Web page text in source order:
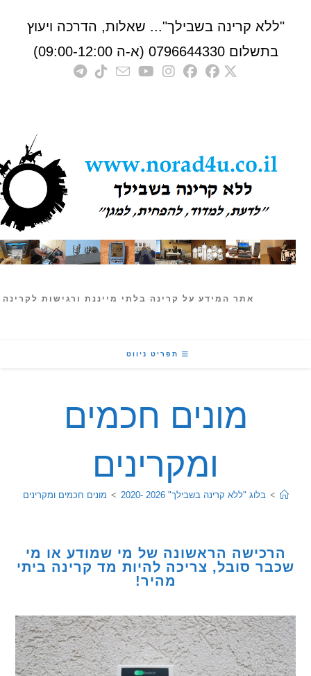
קרינה בשבילך"... שאלות, הדרכה ויעוץ
0796644330 (א-ה 09:00-12:00)
אתר המידע על קרינה בלתי מייננת ורגישות לקרינה
תפריט ניווט
מונים חכמים
ומקרינים
בלוג "ללא קרינה בשבילך" 2026 -2020 > מונים חכמים ומקרינים
הראשונה של מי שמודע או מי
סובל, צריכה להיות מד קרינה ביתי
מהיר!